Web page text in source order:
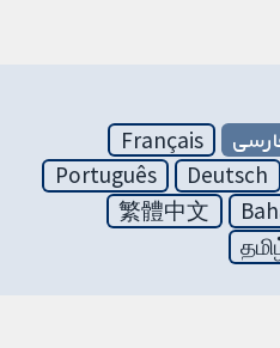
Français
Deutsch
Português
繁體中文